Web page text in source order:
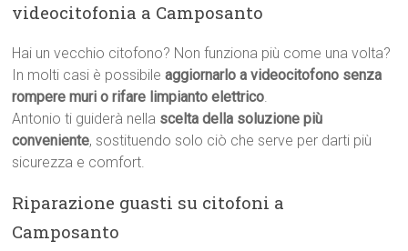
videocitofonia a Camposanto
Hai un vecchio citofono? Non funziona più come una volta?
In molti casi è possibileaggiornarlo a videocitofono senza
rompere muri o rifare limpianto elettrico.
Antonio ti guiderà nella scelta della soluzione più
conveniente, sostituendo solo ciò che serve per darti più
sicurezza e comfort.
Riparazione guasti su citofoni a
Camposanto